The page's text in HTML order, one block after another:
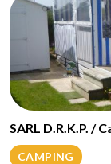
SARL D.R.K.P. /
CAMPING